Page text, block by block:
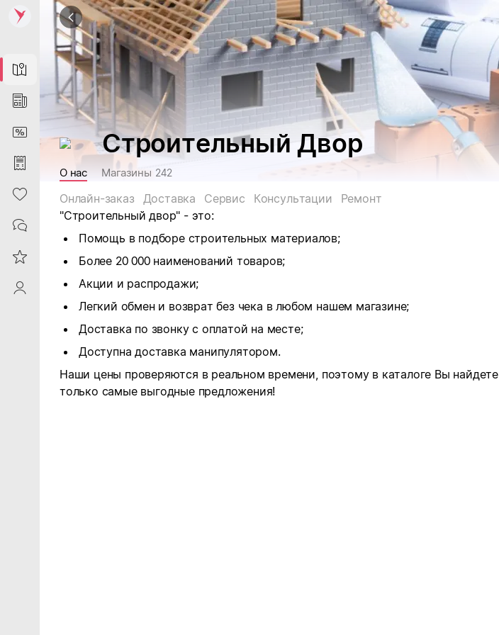
Map
News
DiscountCard
Purchases
Heart
Contacts
Reviews
ProfileSaby
Строительный Двор
О нас Магазины 242
Онлайн-заказ Доставка Сервис Консультации
Ремонт
"Строительный двор" - это:
Помощь в подборе строительных материалов;
Более 20 000 наименований товаров;
Акции и распродажи;
Легкий обмен и возврат без чека в любом нашем магазине;
Доставка по звонку с оплатой на месте;
Доступна доставка манипулятором.
Наши цены проверяются в реальном времени, поэтому в каталоге Вы найдете
только самые выгодные предложения!